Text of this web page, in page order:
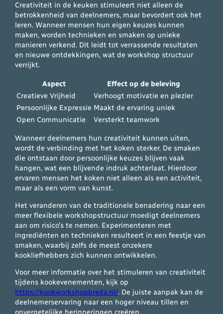
Creativiteit in de keuken stimuleert niet alleen de
betrokkenheid van deelnemers, maar bevordert ook het
leren. Wanneer mensen hun eigen keuzes kunnen
maken, worden technieken en smaken op unieke
manieren verkend. Dit leidt tot verrassende resultaten
en nieuwe ontdekkingen, wat de workshop structuur
verrijkt.
Aspect
Effect op de beleving
Creatieve Vrijheid
Verhoogt motivatie en plezier
Persoonlijke Expressie Maakt de ervaring uniek
Open Communicatie
Versterkt teamwork
Wanneer deelnemers hun creativiteit kunnen uiten,
wordt de verbinding met het koken sterker. De smaken
die ontstaan door persoonlijke keuzes blijven vaak
hangen, wat een blijvende indruk achterlaat. Hierdoor
ervaren mensen het koken niet alleen als een activiteit,
maar als een vorm van kunst.
Het veranderen van de traditionele benadering naar een
meer flexibele workshopstructuur moedigt deelnemers
aan om risico’s te nemen. Experimenteren met
ingrediënten en technieken resulteert in een feestje van
smaken, waarbij zelfs de meest onzekere
kookliefhebbers zich kunnen ontwikkelen.
Voor meer informatie over het stimuleren van creativiteit
tijdens kookevenementen, kijk op
https://kookworkshopbreda.nl/. De juiste aanpak kan de
deelnemerservaring naar een hoger niveau tillen en
onvergetelijke herinneringen creëren.